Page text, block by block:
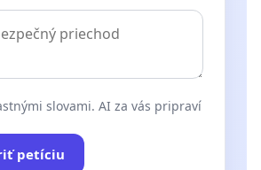
slovami. AI za vás pripraví
petíciu